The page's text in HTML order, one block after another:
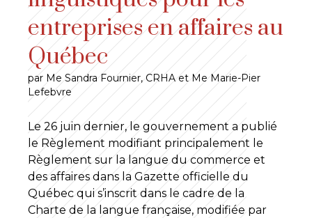
entreprises en affaires au
Québec
par Me Sandra Fournier, CRHA et Me Marie-Pier
Lefebvre
Le 26 juin dernier, le gouvernement a publié
le Règlement modifiant principalement le
Règlement sur la langue du commerce et
des affaires dans la Gazette officielle du
Québec qui s’inscrit dans le cadre de la
Charte de la langue française, modifiée par